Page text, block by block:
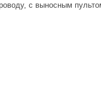
с выносным